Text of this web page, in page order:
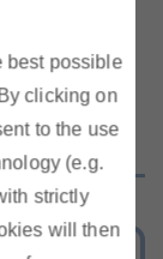
best possible
clicking on
to the use
(e.g.
strictly
will then